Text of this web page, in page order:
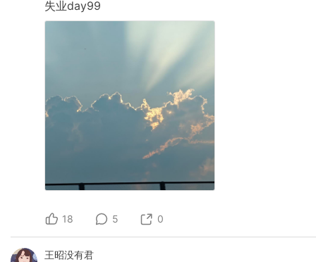
失业day99
18 5 0
王昭没有君